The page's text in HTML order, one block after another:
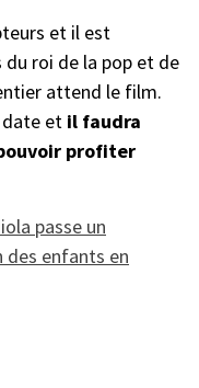
et il est
roi de la pop et de
attend le film.
date et il faudra
profiter
passe un
enfants en